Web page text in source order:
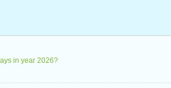
in year 2026?